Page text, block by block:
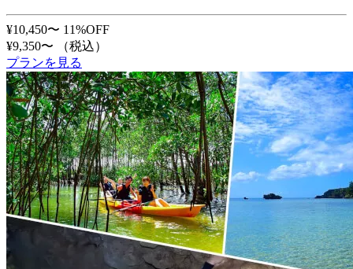
¥10,450〜 11%OFF
¥9,350〜
（税込）
プランを見る